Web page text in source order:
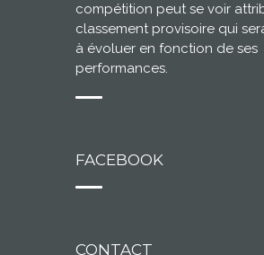
compétition peut se voir
classement provisoire qui
à évoluer en fonction de ses
performances.
FACEBOOK
CONTACT